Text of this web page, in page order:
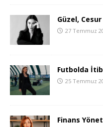
Güzel,
27 Temmuz
Futbolda
25 Temmuz
Finans